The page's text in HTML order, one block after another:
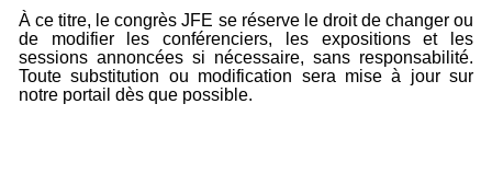
À ce titre, le congrès JFE se réserve le droit de changer ou
de modifier les conférenciers, les expositions et les
sessions annoncées si nécessaire, sans responsabilité.
Toute substitution ou modification sera mise à jour sur
notre portail dès que possible.